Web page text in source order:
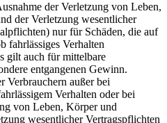
der Verletzung von Leben,
der Verletzung wesentlicher
nur für Schäden, die auf
fahrlässiges Verhalten
gilt auch für mittelbare
entgangenen Gewinn.
Verbrauchern außer bei
Verhalten oder bei
von Leben, Körper und
wesentlicher Vertragspflichten